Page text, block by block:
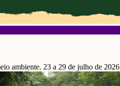
ambiente. 23 a 29 de julho de 2026